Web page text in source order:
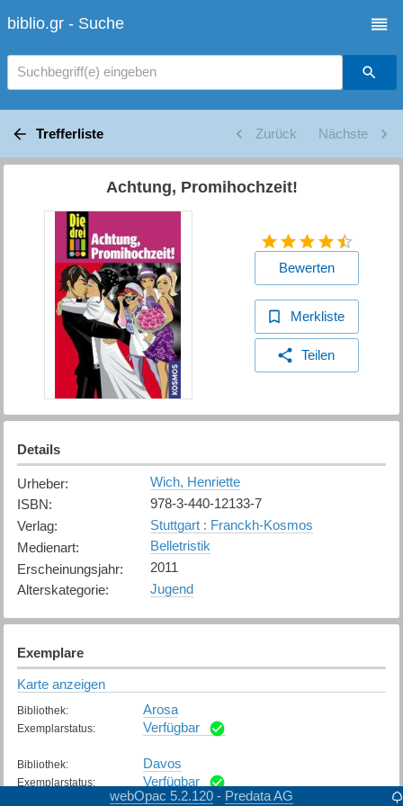
biblio.gr - Suche
Suchbegriff(e) eingeben
Trefferliste Zurück Nächste
Achtung, Promihochzeit!
Bewerten
Merkliste
Teilen
Details
Urheber:
Wich, Henriette
ISBN:
978-3-440-12133-7
Verlag:
Stuttgart : Franckh-Kosmos
Medienart:
Belletristik
Erscheinungsjahr:
2011
Alterskategorie: Jugend
Exemplare
Karte anzeigen
Bibliothek: Arosa
Exemplarstatus: Verfügbar
Bibliothek: Davos
Exemplarstatus:
Verfügbar
webOpac 5.2.120 - Predata AG